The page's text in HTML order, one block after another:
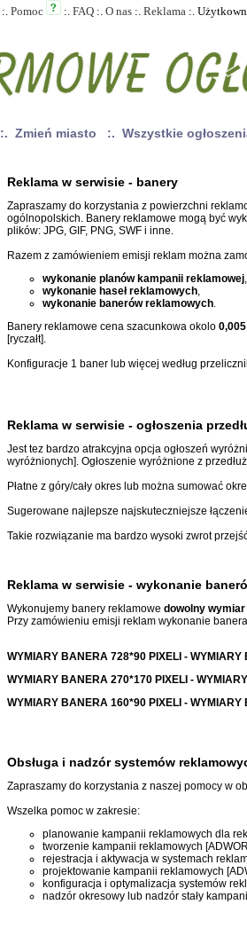
:. Pomoc :. FAQ :. O nas :. Reklama :.
:. Zmień miasto :. Wszystkie
Reklama w serwisie - banery
Zapraszamy do korzystania z powierzchni
ogólnopolskich. Banery reklamowe mogą być
plików: JPG, GIF, PNG, SWF i inne.
Razem z zamówieniem emisji reklam można
wykonanie planów kampanii reklamowej,
wykonanie haseł reklamowych,
wykonanie banerów reklamowych.
Banery reklamowe cena szacunkowa okolo
[ryczałt].
Konfiguracje 1 baner lub więcej według
Reklama w serwisie - ogłoszenia
Jest tez bardzo atrakcyjna opcja ogłoszeń
wyróżnionych]. Ogłoszenie wyróżnione z
Płatne z góry/cały okres lub można sumować
Sugerowane najlepsze najskuteczniejsze
Takie rozwiązanie ma bardzo wysoki zwrot
Reklama w serwisie - wykonanie
Wykonujemy banery reklamowe dowolny
Przy zamówieniu emisji reklam wykonanie
WYMIARY BANERA 728*90 PIXELI - WYMIARY
WYMIARY BANERA 270*170 PIXELI -
WYMIARY BANERA 160*90 PIXELI - WYMIARY
Obsługa i nadzór systemów
Zapraszamy do korzystania z naszej pomocy w
Wszelka pomoc w zakresie:
planowanie kampanii reklamowych dla
tworzenie kampanii reklamowych
rejestracja i aktywacja w systemach
projektowanie kampanii reklamowych
konfiguracja i optymalizacja systemów
nadzór okresowy lub nadzór stały